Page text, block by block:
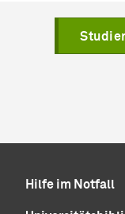
Hilfe im Notfall